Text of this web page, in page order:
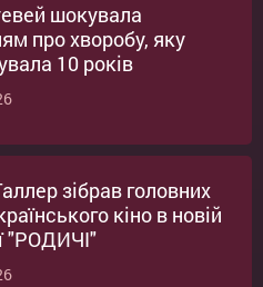
шокувала
про хворобу, яку
10 років
зібрав головних
кіно в новій
"РОДИЧІ"